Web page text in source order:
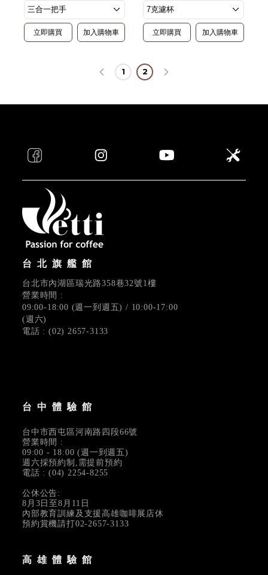
立即購買 加入購物車 立即購買 加入購物車
1 2
台北旗艦館
台北市內湖區瑞光路358巷32號1樓
營業時間 :
09:00-18:00 (週一到週五) / 10:00-17:00
(週六)
電話 : (02) 2657-3133
台中體驗館
台中市西屯區河南路四段66號
營業時間 :
09:00 - 18:00 (週一到週五)
週六採預約制,需提前預約
電話 : (04) 2254-8255
公休公告:
8月3日至8月11日
內部教育訓練及支援高雄咖啡展店休
預約賞機請打02-2657-3133
高雄體驗館